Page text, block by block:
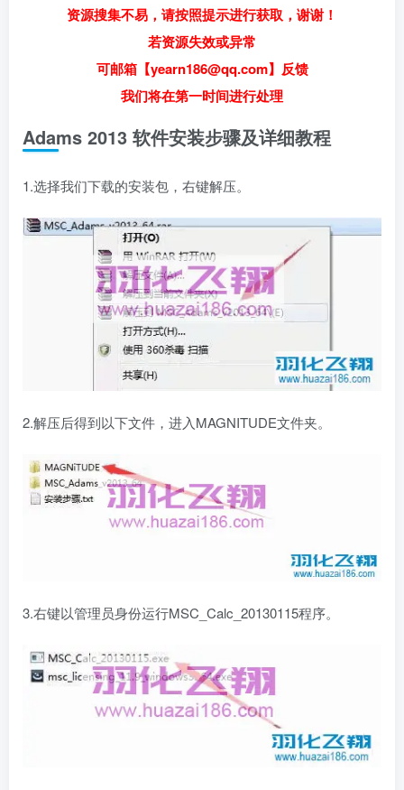
资源搜集不易，请按照提示进行获取，谢谢！
若资源失效或异常
可邮箱【yearn186@qq.com】反馈
我们将在第一时间进行处理
Adams 2013 软件安装步骤及详细教程
1.选择我们下载的安装包，右键解压。
2.解压后得到以下文件，进入MAGNITUDE文件夹。
3.右键以管理员身份运行MSC_Calc_20130115程序。